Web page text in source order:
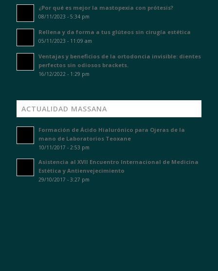
¿Por qué es mejor la mastopexia con prótesis?
08/11/2023 - 5:34 pm
Rellena y da forma a tus glúteos sin cirugía estética
05/11/2023 - 11:09 am
Ventajas y beneficios de la ortodoncia invisible: dientes
perfectos sin odiosos brackets.
16/12/2022 - 1:29 pm
ACTUALIDAD MASSANA
Formación de Ácido Hialurónico para Ojeras de la
mano de Laboratorios Teoxane
10/11/2017 - 2:53 pm
Asistencia al XVII Encuentro Internacional de Medicina
Estética y Antienvejecimiento
29/10/2017 - 3:27 pm